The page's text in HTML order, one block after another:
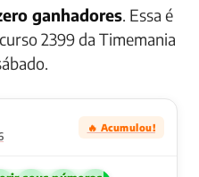
ganhadores. Essa é
2399 da Timemania
🔥 Acumulou!